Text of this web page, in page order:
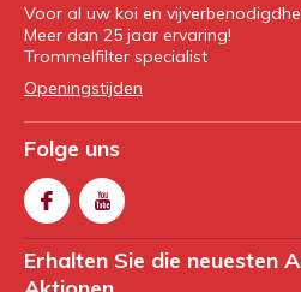
Voor al uw koi en
Meer dan 25 jaar ervaring!
Trommelfilter specialist
Openingstijden
Folge uns
Erhalten Sie die neuesten